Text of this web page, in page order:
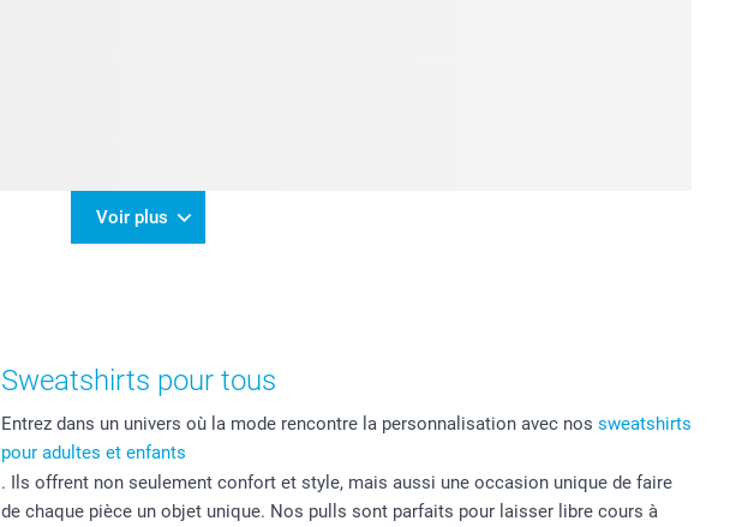
Voir plus
Sweatshirts pour tous
Entrez dans un univers où la mode rencontre la personnalisation avec nos sweatshirts
pour adultes et enfants
. Ils offrent non seulement confort et style, mais aussi une occasion unique de faire
de chaque pièce un objet unique. Nos pulls sont parfaits pour laisser libre cours à